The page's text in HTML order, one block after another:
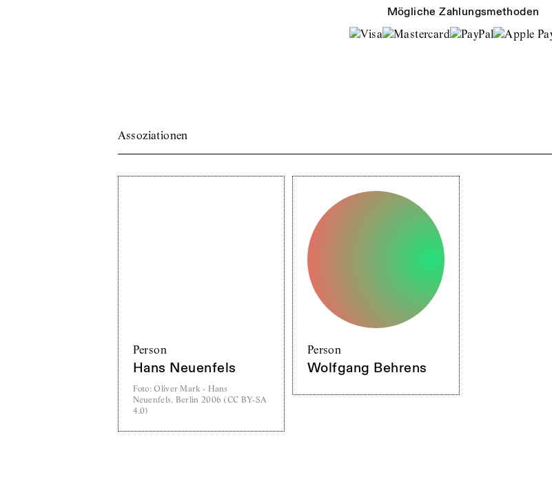
Mögliche Zahlungsmethoden
Assoziationen
Person
Hans Neuenfels
Foto: Oliver Mark - Hans
Neuenfels, Berlin 2006 (CC BY-SA
4.0)
Person
Wolfgang Behrens